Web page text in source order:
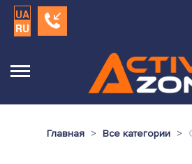
UA
RU
Главная Все категории